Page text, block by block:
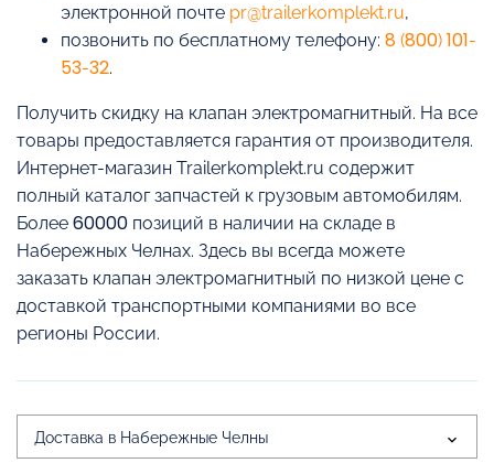
электронной почте pr@trailerkomplekt.ru,
позвонить по бесплатному телефону: 8 (800) 101-
53-32.
Получить скидку на клапан электромагнитный. На все
товары предоставляется гарантия от производителя.
Интернет-магазин Trailerkomplekt.ru содержит
полный каталог запчастей к грузовым автомобилям.
Более 60000 позиций в наличии на складе в
Набережных Челнах. Здесь вы всегда можете
заказать клапан электромагнитный по низкой цене с
доставкой транспортными компаниями во все
регионы России.
Доставка в Набережные Челны